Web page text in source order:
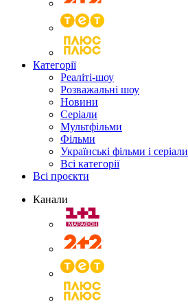
Категорії
Реаліті-шоу
Розважальні шоу
Новини
Серіали
Мультфільми
Фільми
Українські фільми і серіали
Всі категорії
Всі проєкти
Канали